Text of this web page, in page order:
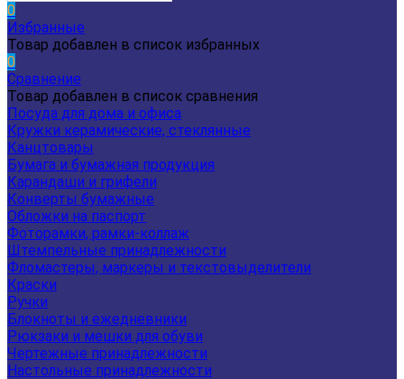
0
Избранные
Товар добавлен в список избранных
0
Сравнение
Товар добавлен в список сравнения
Посуда для дома и офиса
Кружки керамические, стеклянные
Канцтовары
Бумага и бумажная продукция
Карандаши и грифели
Конверты бумажные
Обложки на паспорт
Фоторамки, рамки-коллаж
Штемпельные принадлежности
Фломастеры, маркеры и текстовыделители
Краски
Ручки
Блокноты и ежедневники
Рюкзаки и мешки для обуви
Чертежные принадлежности
Настольные принадлежности